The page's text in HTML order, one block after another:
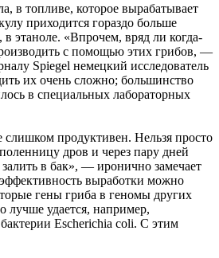
в топливе, которое вырабатывает
приходится гораздо больше
этаноле. «Впрочем, вряд ли когда-
с помощью этих грибов, —
Spiegel немецкий исследователь
их очень сложно; большинство
в специальных лабораторных
слишком продуктивен. Нельзя просто
дров и через пару дней
в бак», — иронично замечает
выработки можно
гены гриба в геномы других
лучше удается, например,
Escherichia coli. С этим